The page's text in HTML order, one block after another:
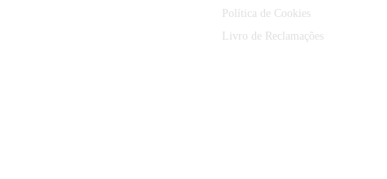
Política de Cookies
Livro de Reclamações